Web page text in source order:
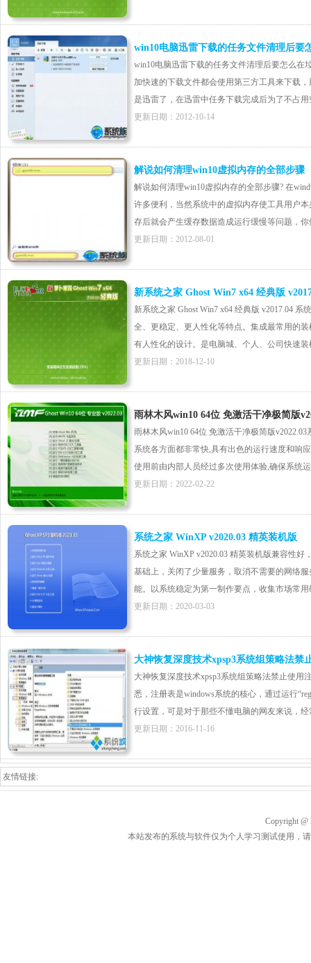
win10电脑迅雷下载的任务文件清理后要
win10电脑迅雷下载的任务文件清理后要怎么在
加快速的下载文件都会使用第三方工具来下载
是迅雷了，在迅雷中任务下载完成后为了不占
更新日期：2012-10-14
解说如何清理win10虚拟内存的全部步骤
解说如何清理win10虚拟内存的全部步骤? 在
许多便利，当然系统中的虚拟内存使工具用户
存后就会产生缓存数据造成运行缓慢等问题，
更新日期：2012-08-01
新系统之家 Ghost Win7 x64 经典版
新系统之家 Ghost Win7 x64 经典版 v2017.04 系
全、更稳定、更人性化等特点。集成最常用的
有人性化的设计。是电脑城、个人、公司快速
更新日期：2018-12-10
雨林木风win10 64位 免激活干净极简版
雨林木风win10 64位 免激活干净极简版
系统各方面都非常快,具有出色的运行速度和响
使用前由内部人员经过多次使用体验,确保系统
更新日期：2022-02-22
系统之家 WinXP v2020.03 精英装机版
系统之家 WinXP v2020.03 精英装机版兼容性
基础上，关闭了少量服务，取消不需要的网络
能。以系统稳定为第一制作要点，收集市场常
更新日期：2020-03-03
大神恢复深度技术xpsp3系统组策略法禁
大神恢复深度技术xpsp3系统组策略法禁止使用
悉，注册表是windows系统的核心，通过运行
行设置，可是对于那些不懂电脑的网友来说，
更新日期：2016-11-16
友情链接:
Copyright
本站发布的系统与软件仅为个人学习测试使用，